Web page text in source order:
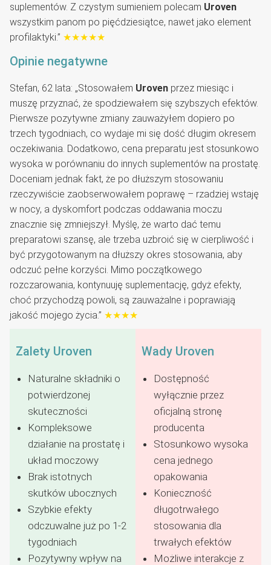
suplementów. Z czystym sumieniem polecam Uroven
wszystkim panom po pięćdziesiątce, nawet jako element
profilaktyki.” ★★★★★
Opinie negatywne
Stefan, 62 lata: „Stosowałem Uroven przez miesiąc i
muszę przyznać, że spodziewałem się szybszych efektów.
Pierwsze pozytywne zmiany zauważyłem dopiero po
trzech tygodniach, co wydaje mi się dość długim okresem
oczekiwania. Dodatkowo, cena preparatu jest stosunkowo
wysoka w porównaniu do innych suplementów na prostatę.
Doceniam jednak fakt, że po dłuższym stosowaniu
rzeczywiście zaobserwowałem poprawę – rzadziej wstaję
w nocy, a dyskomfort podczas oddawania moczu
znacznie się zmniejszył. Myślę, że warto dać temu
preparatowi szansę, ale trzeba uzbroić się w cierpliwość i
być przygotowanym na dłuższy okres stosowania, aby
odczuć pełne korzyści. Mimo początkowego
rozczarowania, kontynuuję suplementację, gdyż efekty,
choć przychodzą powoli, są zauważalne i poprawiają
jakość mojego życia.” ★★★★
Zalety Uroven
Naturalne składniki o
potwierdzonej
skuteczności
Kompleksowe
działanie na prostatę i
układ moczowy
Brak istotnych
skutków ubocznych
Szybkie efekty
odczuwalne już po 1-2
tygodniach
Pozytywny wpływ na
Wady Uroven
Dostępność
wyłącznie przez
oficjalną stronę
producenta
Stosunkowo wysoka
cena jednego
opakowania
Konieczność
długotrwałego
stosowania dla
trwałych efektów
Możliwe interakcje z